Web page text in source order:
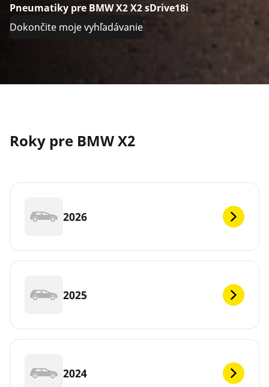
Pneumatiky pre BMW X2 X2 sDrive18i
Dokončite moje vyhľadávanie
Roky pre BMW X2
2026
2025
2024